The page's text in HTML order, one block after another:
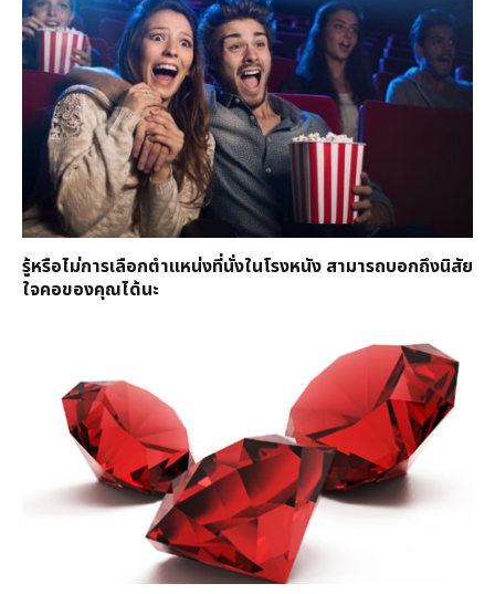
รู้หรือไม่การเลือกตำแหน่งที่นั่งในโรงหนัง สามารถบอกถึงนิสัย
ใจคอของคุณได้นะ